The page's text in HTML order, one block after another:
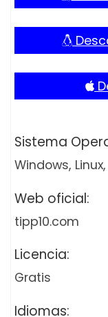
Sistema
Windows,
Web oficial:
tipp10.com
Licencia:
Gratis
Idiomas: